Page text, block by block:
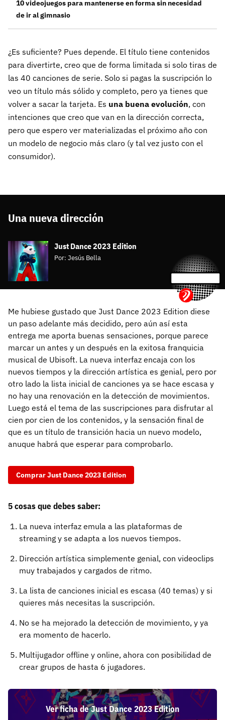
10 videojuegos para mantenerse en forma sin necesidad
de ir al gimnasio
¿Es suficiente? Pues depende. El título tiene contenidos
para divertirte, creo que de forma limitada si solo tiras de
las 40 canciones de serie. Solo si pagas la suscripción lo
veo un título más sólido y completo, pero ya tienes que
volver a sacar la tarjeta. Es una buena evolución, con
intenciones que creo que van en la dirección correcta,
pero que espero ver materializadas el próximo año con
un modelo de negocio más claro (y tal vez justo con el
consumidor).
Una nueva dirección
Just Dance 2023 Edition
Por: Jesús Bella
Me hubiese gustado que Just Dance 2023 Edition diese
un paso adelante más decidido, pero aún así esta
entrega me aporta buenas sensaciones, porque parece
marcar un antes y un después en la exitosa franquicia
musical de Ubisoft. La nueva interfaz encaja con los
nuevos tiempos y la dirección artística es genial, pero por
otro lado la lista inicial de canciones ya se hace escasa y
no hay una renovación en la detección de movimientos.
Luego está el tema de las suscripciones para disfrutar al
cien por cien de los contenidos, y la sensación final de
que es un título de transición hacia un nuevo modelo,
anuque habrá que esperar para comprobarlo.
Comprar Just Dance 2023 Edition
5 cosas que debes saber:
La nueva interfaz emula a las plataformas de
streaming y se adapta a los nuevos tiempos.
Dirección artística simplemente genial, con videoclips
muy trabajados y cargados de ritmo.
La lista de canciones inicial es escasa (40 temas) y si
quieres más necesitas la suscripción.
No se ha mejorado la detección de movimiento, y ya
era momento de hacerlo.
Multijugador offline y online, ahora con posibilidad de
crear grupos de hasta 6 jugadores.
Ver ficha de Just Dance 2023 Edition